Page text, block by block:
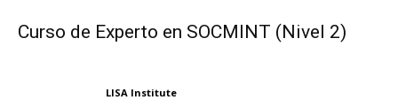
Curso de Experto en SOCMINT (Nivel 2)
LISA Institute